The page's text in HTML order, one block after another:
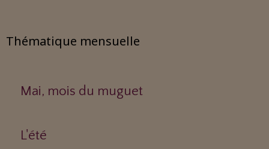
Thématique mensuelle
Mai, mois du muguet
L'été